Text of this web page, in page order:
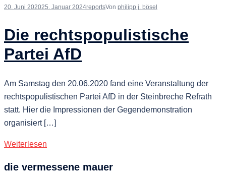
20. Juni 202025. Januar 2024reportsVon philipp j. bösel
Die rechtspopulistische
Partei AfD
Am Samstag den 20.06.2020 fand eine Veranstaltung der
rechtspopulistischen Partei AfD in der Steinbreche Refrath
statt. Hier die Impressionen der Gegendemonstration
organisiert […]
Weiterlesen
die vermessene mauer